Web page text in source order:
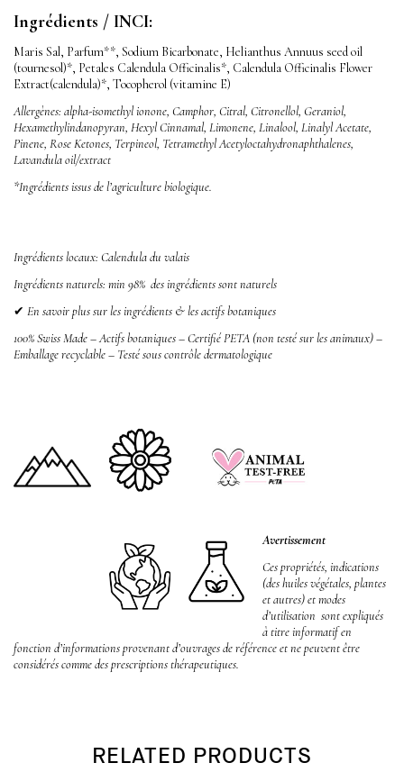
Ingrédients / INCI:
Maris Sal, Parfum**, Sodium Bicarbonate, Helianthus Annuus seed oil
(tournesol)*, Petales Calendula Officinalis*, Calendula Officinalis Flower
Extract(calendula)*, Tocopherol (vitamine E)
Allergènes: alpha-isomethyl ionone, Camphor, Citral, Citronellol, Geraniol,
Hexamethylindanopyran, Hexyl Cinnamal, Limonene, Linalool, Linalyl Acetate,
Pinene, Rose Ketones, Terpineol, Tetramethyl Acetyloctahydronaphthalenes,
Lavandula oil/extract
*Ingrédients issus de l’agriculture biologique.
Ingrédients locaux: Calendula du valais
Ingrédients naturels: min 98% des ingrédients sont naturels
✔ En savoir plus sur les ingrédients & les actifs botaniques
100% Swiss Made – Actifs botaniques –Certifié PETA (non testé sur les animaux) –
Emballage recyclable – Testé sous contrôle dermatologique
Avertissement
Ces propriétés, indications
(des huiles végétales, plantes
et autres) et modes
d’utilisation sont expliqués
à titre informatif en
fonction d’informations provenant d’ouvrages de référence et ne peuvent être
considérés comme des prescriptions thérapeutiques.
RELATED PRODUCTS